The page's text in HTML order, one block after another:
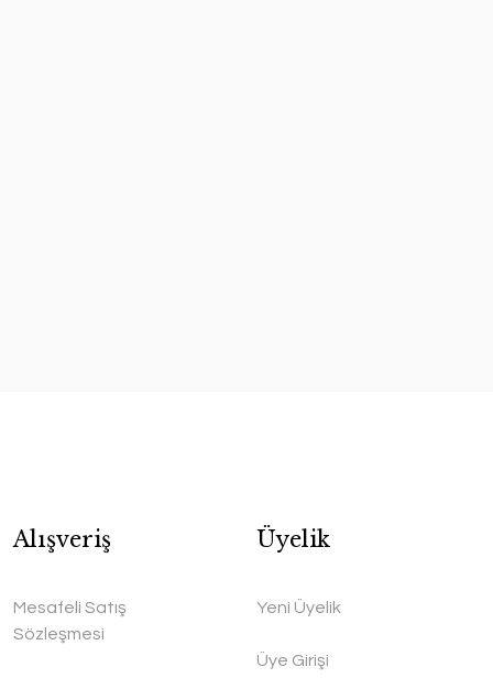
Alışveriş
Mesafeli Satış
Sözleşmesi
Üyelik
Yeni Üyelik
Üye Girişi